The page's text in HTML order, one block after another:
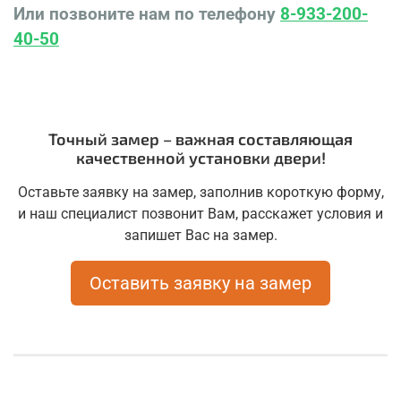
Или позвоните нам по телефону 8-933-200-
40-50
Точный замер – важная составляющая
качественной установки двери!
Оставьте заявку на замер, заполнив короткую форму,
и наш специалист позвонит Вам, расскажет условия и
запишет Вас на замер.
Оставить заявку на замер